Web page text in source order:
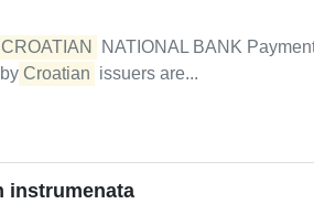
CROATIAN
NATIONAL BANK
Croatian issuers are...
instrumenata